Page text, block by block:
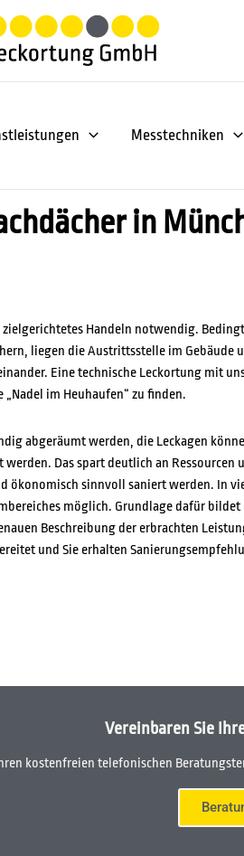
Messtechniken
in
Handeln notwendig.
liegen die Austrittsstelle im Gebäude
Eine technische Leckortung mit
im Heuhaufen“ zu finden.
abgeräumt werden, die Leckagen
Das spart deutlich an Ressourcen
ökonomisch sinnvoll saniert werden. In
möglich. Grundlage dafür bildet
Beschreibung der erbrachten
und Sie erhalten
Vereinbaren Sie
kostenfreien telefonischen